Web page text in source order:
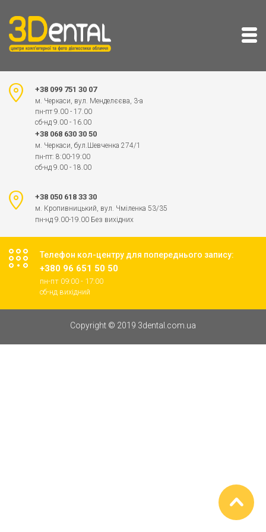
+38 099 751 30 07
м. Черкаси, вул. Менделєєва, 3-а
пн-пт 9.00 - 17.00
сб-нд 9.00 - 16.00
+38 068 630 30 50
м. Черкаси, бул.Шевченка 274/1
пн-пт: 8:00-19:00
сб-нд 9.00 - 18.00
+38 050 618 33 30
м. Кропивницький, вул. Чміленка 53/35
пн-нд 9.00-19.00 Без вихідних
Телефон кол-центру для попереднього запису:
+380 96 651 50 50
пн-пт 09:00 - 17:00
cб-нд вихідний
Copyright © 2019 3dental.com.ua